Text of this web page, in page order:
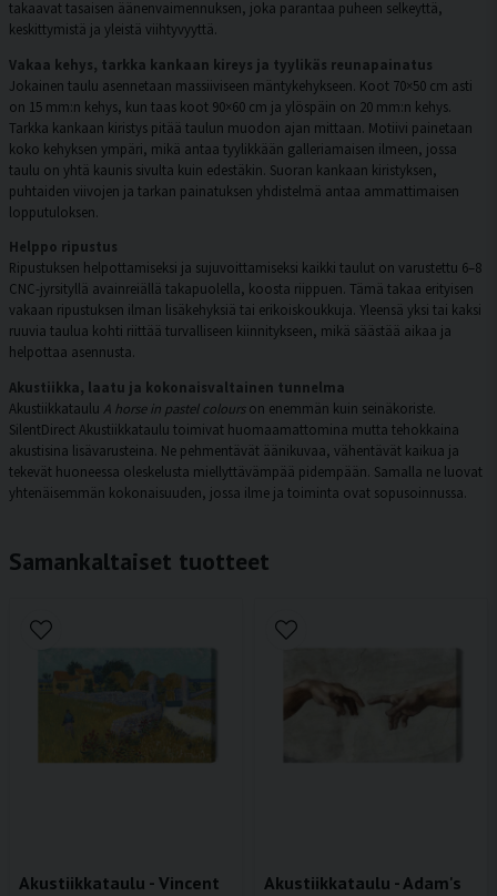
takaavat tasaisen äänenvaimennuksen, joka parantaa puheen selkeyttä,
keskittymistä ja yleistä viihtyvyyttä.
Vakaa kehys, tarkka kankaan kireys ja tyylikäs reunapainatus
Jokainen taulu asennetaan massiiviseen mäntykehykseen. Koot 70×50 cm asti
on 15 mm:n kehys, kun taas koot 90×60 cm ja ylöspäin on 20 mm:n kehys.
Tarkka kankaan kiristys pitää taulun muodon ajan mittaan. Motiivi painetaan
koko kehyksen ympäri, mikä antaa tyylikkään galleriamaisen ilmeen, jossa
taulu on yhtä kaunis sivulta kuin edestäkin. Suoran kankaan kiristyksen,
puhtaiden viivojen ja tarkan painatuksen yhdistelmä antaa ammattimaisen
lopputuloksen.
Helppo ripustus
Ripustuksen helpottamiseksi ja sujuvoittamiseksi kaikki taulut on varustettu 6–8
CNC-jyrsityllä avainreiällä takapuolella, koosta riippuen. Tämä takaa erityisen
vakaan ripustuksen ilman lisäkehyksiä tai erikoiskoukkuja. Yleensä yksi tai kaksi
ruuvia taulua kohti riittää turvalliseen kiinnitykseen, mikä säästää aikaa ja
helpottaa asennusta.
Akustiikka, laatu ja kokonaisvaltainen tunnelma
Akustiikkataulu A horse in pastel colourson enemmän kuin seinäkoriste.
SilentDirect Akustiikkataulu toimivat huomaamattomina mutta tehokkaina
akustisina lisävarusteina. Ne pehmentävät äänikuvaa, vähentävät kaikua ja
tekevät huoneessa oleskelusta miellyttävämpää pidempään. Samalla ne luovat
yhtenäisemmän kokonaisuuden, jossa ilme ja toiminta ovat sopusoinnussa.
Samankaltaiset tuotteet
Akustiikkataulu - Vincent
Akustiikkataulu - Adam's